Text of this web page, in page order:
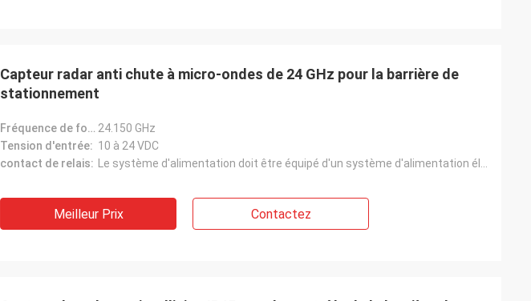
Capteur radar anti chute à micro-ondes de 24 GHz pour la barrière de
stationnement
Fréquence de fonctionnement: 24.150 GHz
Tension d'entrée: 10 à 24 VDC
contact de relais:
Meilleur Prix Contactez